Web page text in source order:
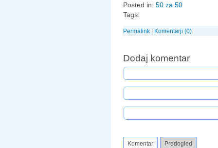
Posted in: 50 za 50
Tags:
Permalink Komentarji (0)
Dodaj komentar
Komentar Predogled